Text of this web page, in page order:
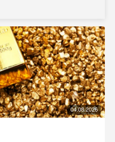
04.08.2026